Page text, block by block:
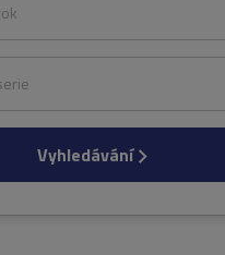
Vyhledávání